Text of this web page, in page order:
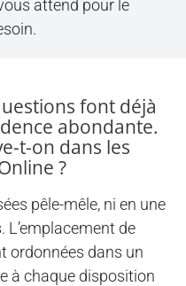
attend pour le
font déjà
abondante.
t-on dans les
?
pêle-mêle, ni en une
L’emplacement de
ordonnées dans un
à chaque disposition